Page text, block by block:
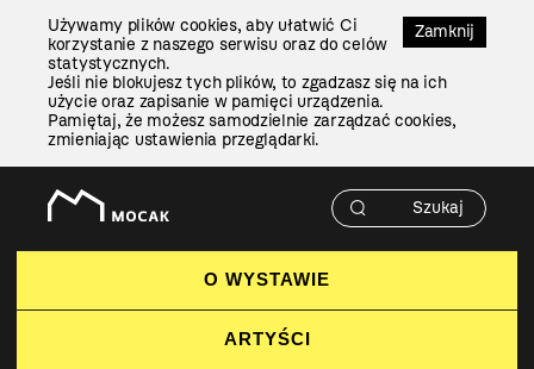
Zamknij
Używamy plików cookies, aby ułatwić Ci
korzystanie z naszego serwisu oraz do celów
statystycznych.
Jeśli nie blokujesz tych plików, to zgadzasz się na ich
użycie oraz zapisanie w pamięci urządzenia.
Pamiętaj, że możesz samodzielnie zarządzać cookies,
zmieniając ustawienia przeglądarki.
O WYSTAWIE
ARTYŚCI